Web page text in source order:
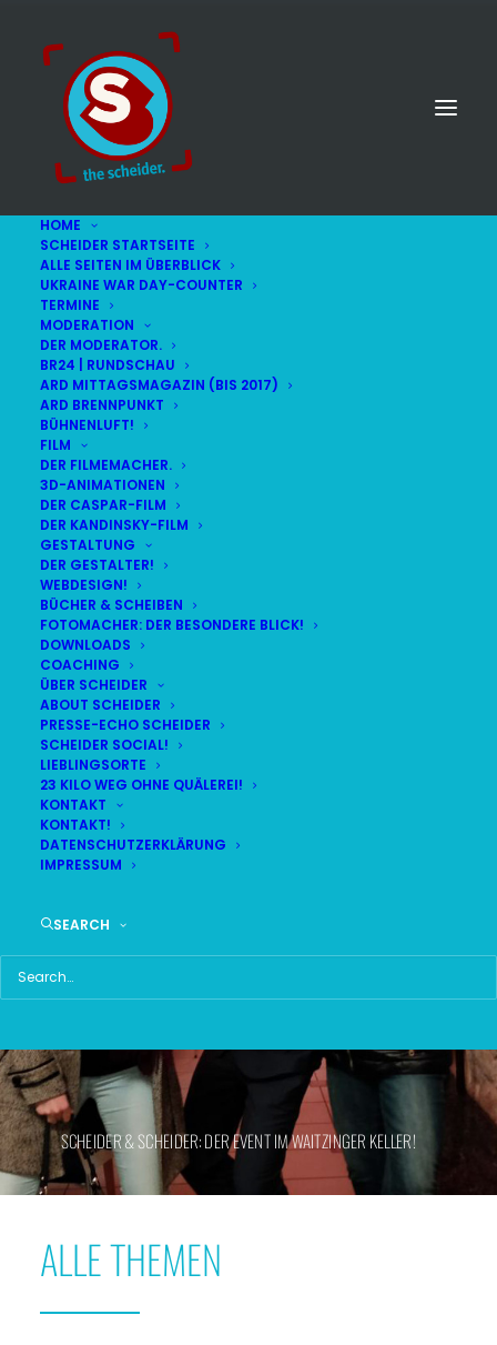
HOME
SCHEIDER STARTSEITE
ALLE SEITEN IM ÜBERBLICK
UKRAINE WAR DAY-COUNTER
TERMINE
MODERATION
DER MODERATOR.
BR24 | RUNDSCHAU
ARD MITTAGSMAGAZIN (BIS 2017)
ARD BRENNPUNKT
BÜHNENLUFT!
FILM
DER FILMEMACHER.
3D-ANIMATIONEN
DER CASPAR-FILM
DER KANDINSKY-FILM
GESTALTUNG
DER GESTALTER!
WEBDESIGN!
BÜCHER & SCHEIBEN
FOTOMACHER: DER BESONDERE BLICK!
DOWNLOADS
COACHING
ÜBER SCHEIDER
ABOUT SCHEIDER
PRESSE-ECHO SCHEIDER
SCHEIDER SOCIAL!
LIEBLINGSORTE
23 KILO WEG OHNE QUÄLEREI!
KONTAKT
KONTAKT!
DATENSCHUTZERKLÄRUNG
IMPRESSUM
SEARCH
Waitzinger Keller
DAS HIER HABE ICH GEFUNDEN:
SCHEIDER & SCHEIDER: DER EVENT IM WAITZINGER KELLER!
ALLE THEMEN